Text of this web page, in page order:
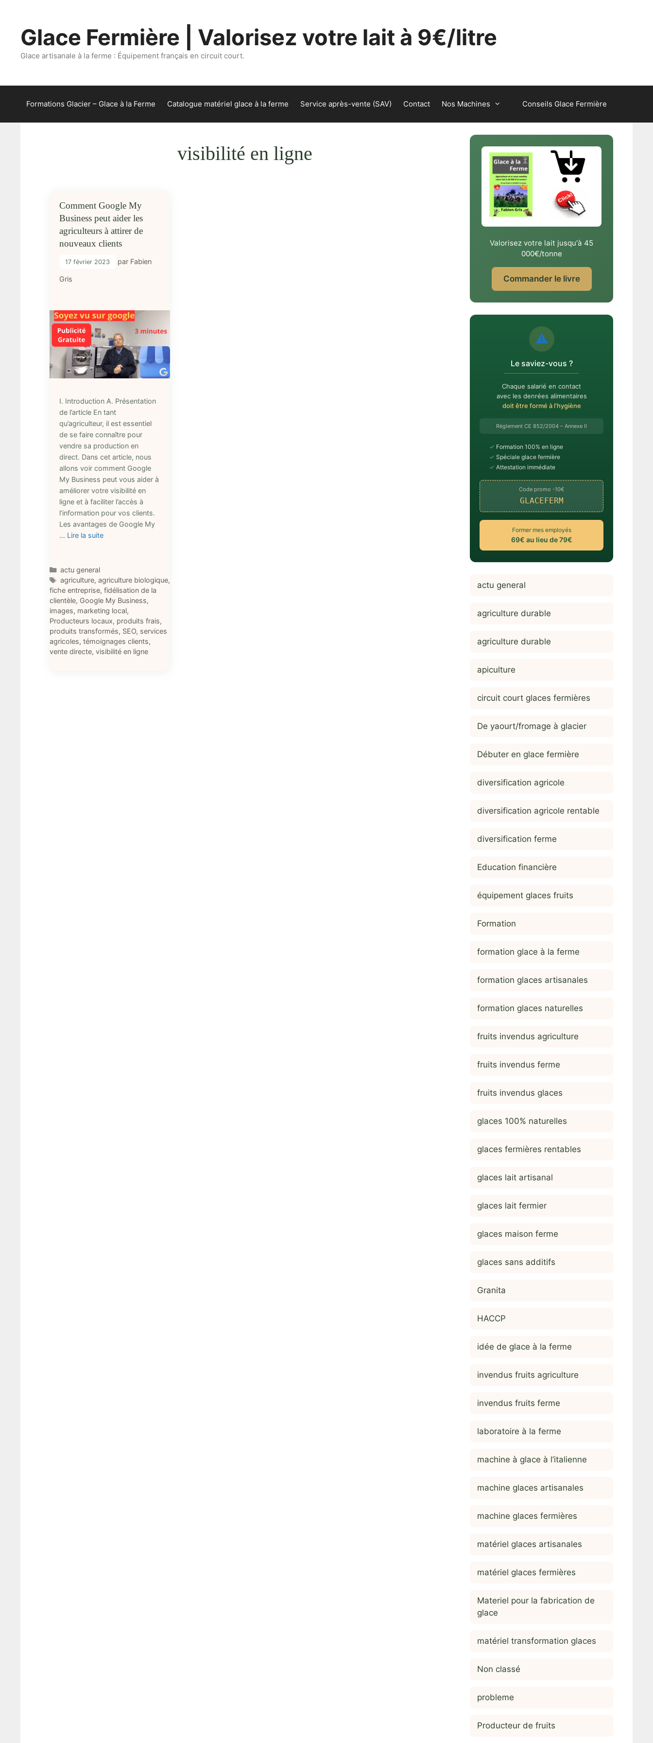
contenuGlace Fermière | Valorisez votre lait à 9€/litre
Glace artisanale à la ferme : Équipement français en circuit court.
Formations Glacier – Glace à la Ferme Catalogue matériel glace à la ferme Service après-vente (SAV) Contact Nos Machines Conseils Glace Fermière
visibilité en ligne
Comment Google My
Business peut aider les
agriculteurs à attirer de
nouveaux clients
17 février 2023 par Fabien
Gris
I. Introduction A. Présentation
de l’article En tant
qu’agriculteur, il est essentiel
de se faire connaître pour
vendre sa production en
direct. Dans cet article, nous
allons voir comment Google
My Business peut vous aider à
améliorer votre visibilité en
ligne et à faciliter l’accès à
l’information pour vos clients.
Les avantages de Google My
… Lire la suite
Catégories
actu general
Étiquettes
agriculture, agriculture biologique,
fiche entreprise, fidélisation de la
clientèle, Google My Business,
images, marketing local,
Producteurs locaux, produits frais,
produits transformés, SEO, services
agricoles, témoignages clients,
vente directe, visibilité en ligne
Valorisez votre lait jusqu'à 45
000€/tonne
Commander le livre
⚠️
Le saviez-vous ?
Chaque salarié en contact
avec les denrées alimentaires
doit être formé à l'hygiène
Règlement CE 852/2004 – Annexe II
✓ Formation 100% en ligne
✓ Spéciale glace fermière
✓ Attestation immédiate
Code promo -10€
GLACEFERM
Former mes employés
69€ au lieu de 79€
actu general
agriculture durable
agriculture durable
apiculture
circuit court glaces fermières
De yaourt/fromage à glacier
Débuter en glace fermière
diversification agricole
diversification agricole rentable
diversification ferme
Education financière
équipement glaces fruits
Formation
formation glace à la ferme
formation glaces artisanales
formation glaces naturelles
fruits invendus agriculture
fruits invendus ferme
fruits invendus glaces
glaces 100% naturelles
glaces fermières rentables
glaces lait artisanal
glaces lait fermier
glaces maison ferme
glaces sans additifs
Granita
HACCP
idée de glace à la ferme
invendus fruits agriculture
invendus fruits ferme
laboratoire à la ferme
machine à glace à l’italienne
machine glaces artisanales
machine glaces fermières
matériel glaces artisanales
matériel glaces fermières
Materiel pour la fabrication de
glace
matériel transformation glaces
Non classé
probleme
Producteur de fruits